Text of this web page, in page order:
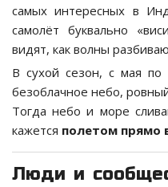
самых интересных в
самолёт буквально
видят, как волны
В сухой сезон, с мая
безоблачное небо,
Тогда небо и море
кажется полетом прямо
Люди и